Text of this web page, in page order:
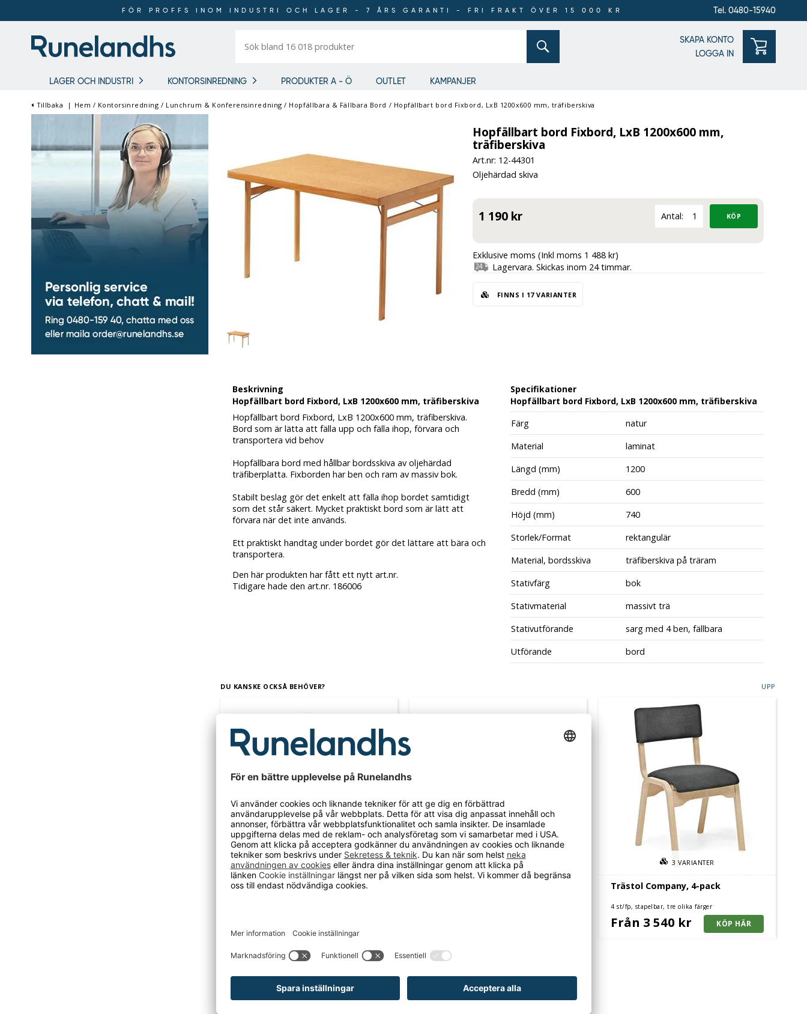
FÖR PROFFS INOM INDUSTRI OCH LAGER - 7 ÅRS GARANTI - FRI FRAKT ÖVER 15 000 KR Tel. 0480-15940
bland
SKAPA KONTO
LOGGA IN
LAGER OCH INDUSTRI KONTORSINREDNING PRODUKTER A - Ö OUTLET KAMPANJER
FÖR PROFFS INOM
INDUSTRI OCH LAGER
Tillbaka | Hem / Kontorsinredning / Lunchrum & Konferensinredning / Hopfällbara & Fällbara Bord / Hopfällbart bord Fixbord, LxB 1200x600 mm, träfiberskiva
Hopfällbart bord Fixbord, LxB 1200x600 mm,
träfiberskiva
Art.nr: 12-44301
Oljehärdad skiva
1 190 kr Antal:
Exklusive moms (Inkl moms 1 488 kr)
Lagervara. Skickas inom 24 timmar.
FINNS I 17 VARIANTER
Beskrivning
Hopfällbart bord Fixbord, LxB 1200x600 mm, träfiberskiva
Hopfällbart bord Fixbord, LxB 1200x600 mm, träfiberskiva.
Bord som är lätta att fälla upp och fälla ihop, förvara och
transportera vid behov
Hopfällbara bord med hållbar bordsskiva av oljehärdad
träfiberplatta. Fixborden har ben och ram av massiv bok.
Stabilt beslag gör det enkelt att fälla ihop bordet samtidigt
som det står säkert. Mycket praktiskt bord som är lätt att
förvara när det inte används.
Ett praktiskt handtag under bordet gör det lättare att bära och
transportera.
Den här produkten har fått ett nytt art.nr.
Tidigare hade den art.nr. 186006
Specifikationer
Hopfällbart bord Fixbord, LxB 1200x600 mm, träfiberskiva
Färg
natur
Material
laminat
Längd (mm)
1200
Bredd (mm)
600
Höjd (mm)
740
Storlek/Format
rektangulär
Material, bordsskiva
träfiberskiva på träram
Stativfärg
bok
Stativmaterial
massivt trä
Stativutförande
sarg med 4 ben, fällbara
Utförande
bord
DU KANSKE OCKSÅ BEHÖVER? UPP
Stapelstol i skiktlimmad och
Trästol Company, 4-pack
4 st/fp, stapelbar, tre olika färger
3VARIANTER
Från 3 540 kr